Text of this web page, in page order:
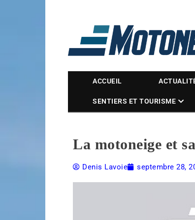
Magazine
ACCUEIL
SENTIERS ET TOURISME
La motoneige et
Denis Lavoie septembre 28,